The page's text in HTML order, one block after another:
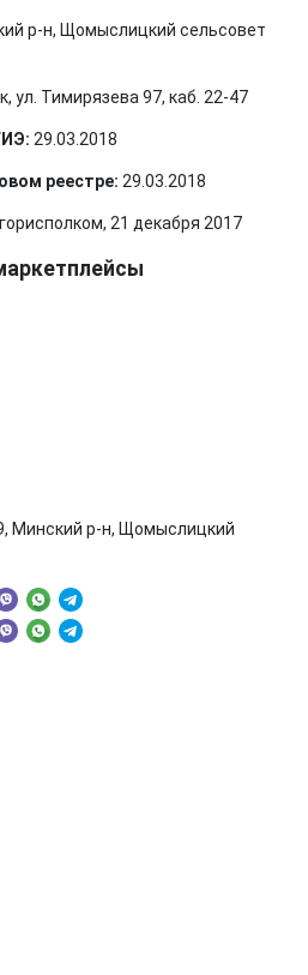
р-н, Щомыслицкий сельсовет
ул. Тимирязева 97, каб. 22-47
29.03.2018
реестре: 29.03.2018
21 декабря 2017
Минский р-н, Щомыслицкий